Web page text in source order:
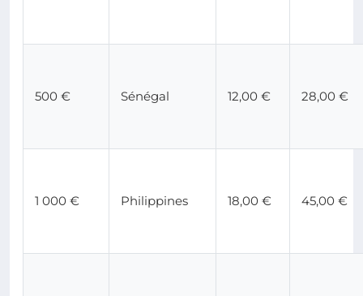
500 € Sénégal 12,00 € 28,00 €
1 000 € Philippines 18,00 € 45,00 €